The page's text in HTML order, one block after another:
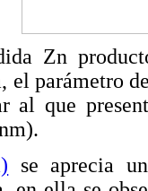
Zn
el parámetro
al que
se aprecia